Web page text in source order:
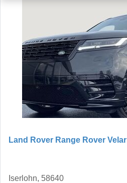
Land Rover Range Rover Velar
Iserlohn, 58640